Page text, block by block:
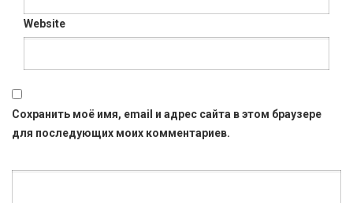
Website
Сохранить моё имя, email и адрес сайта в этом браузере
для последующих моих комментариев.